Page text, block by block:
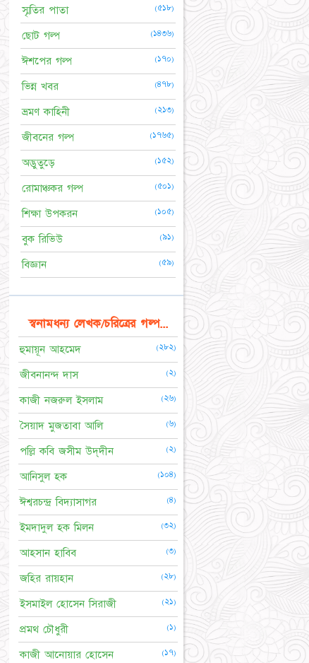
স্মৃতির পাতা (৫১৮)
ছোট গল্প (১৪৩৬)
ঈশপের গল্প (১৭০)
ভিন্ন খবর (৪৭৮)
ভ্রমণ কাহিনী (২১৩)
জীবনের গল্প (১৭৬৫)
অদ্ভুতুড়ে (১৫২)
রোমাঞ্চকর গল্প (৫০১)
শিক্ষা উপকরন (১০৫)
বুক রিভিউ (৯১)
বিজ্ঞান (৫৯)
স্বনামধন্য লেখক/চরিত্রের গল্প...
হুমায়ূন আহমেদ (২৮২)
জীবনানন্দ দাস (২)
কাজী নজরুল ইসলাম (২৬)
সৈয়াদ মুজতাবা আলি (৬)
পল্লি কবি জসীম উদ্‌দীন (২)
আনিসুল হক (১০৪)
ঈশ্বরচন্দ্র বিদ্যাসাগর (৪)
ইমদাদুল হক মিলন (৩২)
আহসান হাবিব (৩)
জহির রায়হান (২৮)
ইসমাইল হোসেন সিরাজী (২১)
প্রমথ চৌধুরী (১)
কাজী আনোয়ার হোসেন (১৭)